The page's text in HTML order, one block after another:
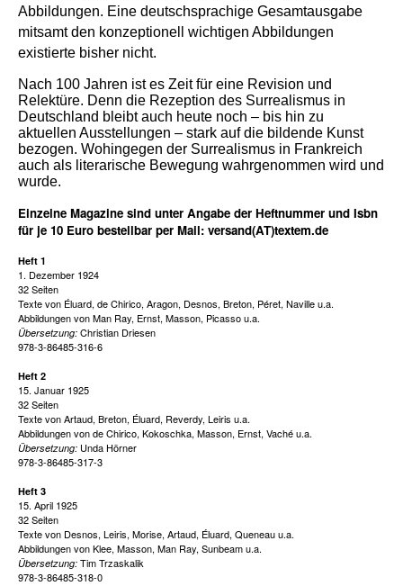
Abbildungen. Eine deutschsprachige Gesamtausgabe
mitsamt den konzeptionell wichtigen Abbildungen
existierte bisher nicht.
Nach 100 Jahren ist es Zeit für eine Revision und
Relektüre. Denn die Rezeption des Surrealismus in
Deutschland bleibt auch heute noch – bis hin zu
aktuellen Ausstellungen – stark auf die bildende Kunst
bezogen. Wohingegen der Surrealismus in Frankreich
auch als literarische Bewegung wahrgenommen wird und
wurde.
Einzelne Magazine sind unter Angabe der Heftnummer und Isbn
für je 10 Euro bestellbar per Mail: versand(AT)textem.de
Heft 1
1. Dezember 1924
32 Seiten
Texte von Éluard, de Chirico, Aragon, Desnos, Breton, Péret, Naville u.a.
Abbildungen von Man Ray, Ernst, Masson, Picasso u.a.
Übersetzung: Christian Driesen
978-3-86485-316-6
Heft 2
15. Januar 1925
32 Seiten
Texte von Artaud, Breton, Éluard, Reverdy, Leiris u.a.
Abbildungen von de Chirico, Kokoschka, Masson, Ernst, Vaché u.a.
Übersetzung: Unda Hörner
978-3-86485-317-3
Heft 3
15. April 1925
32 Seiten
Texte von Desnos, Leiris, Morise, Artaud, Éluard, Queneau u.a.
Abbildungen von Klee, Masson, Man Ray, Sunbeam u.a.
Übersetzung: Tim Trzaskalik
978-3-86485-318-0